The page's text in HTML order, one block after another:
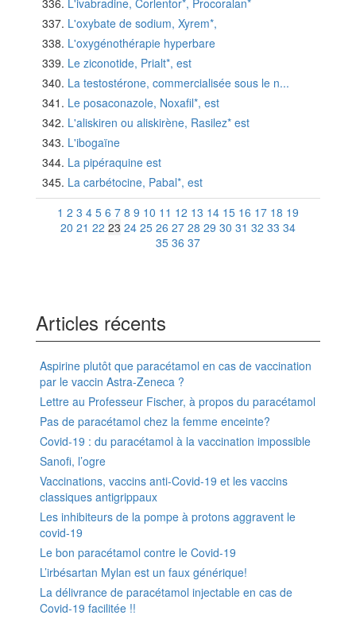
L'ivabradine, Corlentor*, Procoralan*
L'oxybate de sodium, Xyrem*,
L'oxygénothérapie hyperbare
Le ziconotide, Prialt*, est
La testostérone, commercialisée sous le n...
Le posaconazole, Noxafil*, est
L'aliskiren ou aliskirène, Rasilez* est
L'ibogaïne
La pipéraquine est
La carbétocine, Pabal*, est
1 2 3 4 5 6 7 8 9 10 11 12 13 14 15 16 17 18 19
20 21 22 23 24 25 26 27 28 29 30 31 32 33 34
35 36 37
Articles récents
Aspirine plutôt que paracétamol en cas de vaccination
par le vaccin Astra-Zeneca ?
Lettre au Professeur Fischer, à propos du paracétamol
Pas de paracétamol chez la femme enceinte?
Covid-19 : du paracétamol à la vaccination impossible
Sanofi, l’ogre
Vaccinations, vaccins anti-Covid-19 et les vaccins
classiques antigrippaux
Les inhibiteurs de la pompe à protons aggravent le
covid-19
Le bon paracétamol contre le Covid-19
L’irbésartan Mylan est un faux générique!
La délivrance de paracétamol injectable en cas de
Covid-19 facilitée !!